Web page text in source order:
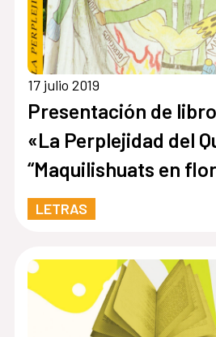
17 julio 2019
Presentación de
«La Perplejidad del
“Maquilishuats en
LETRAS